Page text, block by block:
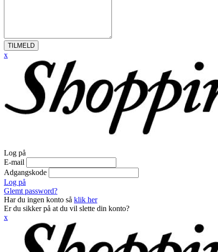
TILMELD
x
Log på
E-mail
Adgangskode
Log på
Glemt password?
Har du ingen konto så klik her
Er du sikker på at du vil slette din konto?
x